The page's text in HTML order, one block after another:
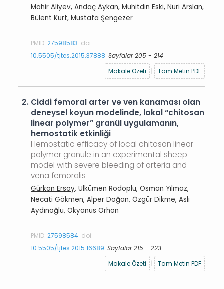
Mahir Aliyev,Andaç Aykan, Muhitdin Eski, Nuri Arslan,
Bülent Kurt, Mustafa Şengezer
PMID:27598583 doi:
10.5505/tjtes.2015.37888 Sayfalar 205 - 214
Makale Özeti
| Tam Metin PDF
2. Ciddi femoral arter ve ven kanaması olan
deneysel koyun modelinde, lokal “chitosan
linear polymer” granül uygulamanın,
hemostatik etkinliği
Hemostatic efficacy of local chitosan linear
polymer granule in an experimental sheep
model with severe bleeding of arteria and
vena femoralis
Gürkan Ersoy, Ülkümen Rodoplu, Osman Yılmaz,
Necati Gökmen, Alper Doğan, Özgür Dikme, Aslı
Aydınoğlu, Okyanus Orhon
PMID:27598584 doi:
10.5505/tjtes.2015.16689 Sayfalar 215 - 223
Makale Özeti
| Tam Metin PDF